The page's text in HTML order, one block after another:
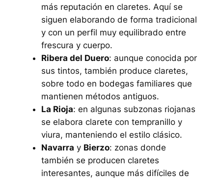
más reputación en claretes. Aquí se
siguen elaborando de forma tradicional
y con un perfil muy equilibrado entre
frescura y cuerpo.
Ribera del Duero: aunque conocida por
sus tintos, también produce claretes,
sobre todo en bodegas familiares que
mantienen métodos antiguos.
La Rioja: en algunas subzonas riojanas
se elabora clarete con tempranillo y
viura, manteniendo el estilo clásico.
Navarra y Bierzo: zonas donde
también se producen claretes
interesantes, aunque más difíciles de